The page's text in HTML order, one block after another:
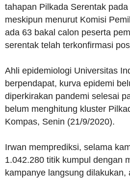
tahapan Pilkada Serentak
meskipun menurut Komisi
ada 63 bakal calon peserta
serentak telah terkonfirmasi
Ahli epidemiologi Universitas
berpendapat, kurva epidemi
diperkirakan pandemi selesai
belum menghitung kluster
Kompas, Senin (21/9/2020).
Irwan memprediksi, selama
1.042.280 titik kumpul dengan
kampanye langsung dilakukan,